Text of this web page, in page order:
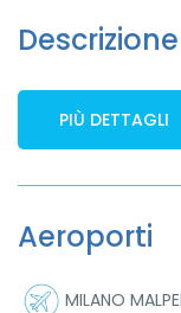
Descrizione
PIÙ DETTAGLI
Aeroporti
MILANO